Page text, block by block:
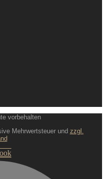
vorbehalten
Mehrwertsteuer und zzgl.